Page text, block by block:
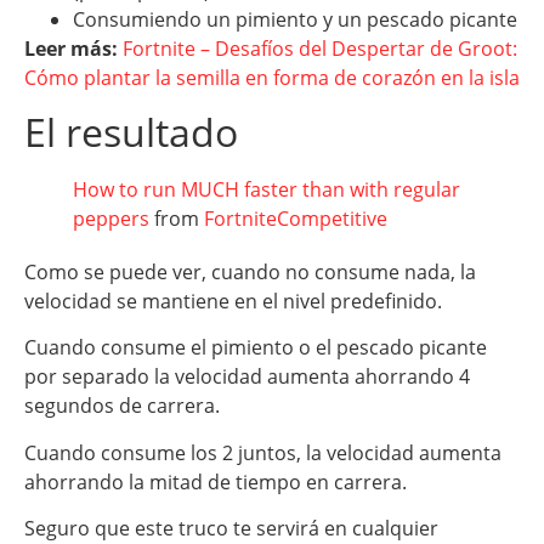
Consumiendo un pimiento y un pescado picante
Leer más: Fortnite – Desafíos del Despertar de Groot:
Cómo plantar la semilla en forma de corazón en la isla
El resultado
How to run MUCH faster than with regular
peppers from FortniteCompetitive
Como se puede ver, cuando no consume nada, la
velocidad se mantiene en el nivel predefinido.
Cuando consume el pimiento o el pescado picante
por separado la velocidad aumenta ahorrando 4
segundos de carrera.
Cuando consume los 2 juntos, la velocidad aumenta
ahorrando la mitad de tiempo en carrera.
Seguro que este truco te servirá en cualquier